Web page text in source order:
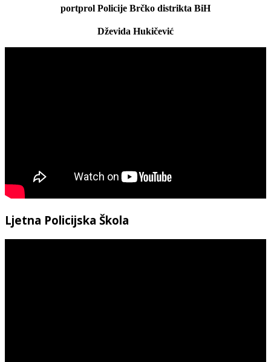
portprol Policije Brčko distrikta BiH
Dževida Hukičević
Ljetna Policijska Škola